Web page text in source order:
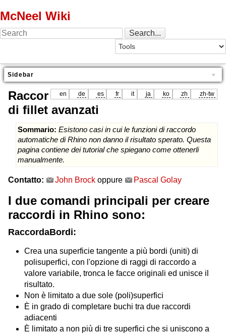
McNeel Wiki
Sidebar
en de es fr it ja ko zh zh-tw
Raccor
di fillet avanzati
Sommario: Esistono casi in cui le funzioni di raccordo
automatiche di Rhino non danno il risultato sperato. Questa
pagina contiene dei tutorial che spiegano come ottenerli
manualmente.
Contatto: John Brock oppure Pascal Golay
I due comandi principali per creare
raccordi in Rhino sono:
RaccordaBordi:
Crea una superficie tangente a più bordi (uniti) di
polisuperfici, con l'opzione di raggi di raccordo a
valore variabile, tronca le facce originali ed unisce il
risultato.
Non è limitato a due sole (poli)superfici
È in grado di completare buchi tra due raccordi
adiacenti
È limitato a non più di tre superfici che si uniscono a